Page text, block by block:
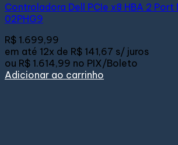
Controladora Dell PCIe x8 HBA 2 Port
02PHG9
R$ 1.699,99
em até 12x de R$ 141,67 s/ juros
ou R$ 1.614,99 no PIX/Boleto
Adicionar ao carrinho